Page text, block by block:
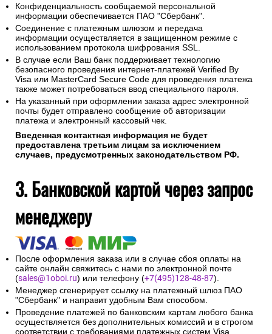
Конфиденциальность сообщаемой персональной
информации обеспечивается ПАО "Сбербанк".
Соединение с платежным шлюзом и передача
информации осуществляется в защищенном режиме с
использованием протокола шифрования SSL.
В случае если Ваш банк поддерживает технологию
безопасного проведения интернет-платежей Verified By
Visa или MasterCard Secure Code для проведения платежа
также может потребоваться ввод специального пароля.
На указанный при оформлении заказа адрес электронной
почты будет отправлено сообщение об авторизации
платежа и электронный кассовый чек.
Введенная контактная информация не будет
предоставлена третьим лицам за исключением
случаев, предусмотренных законодательством РФ.
3. Банковской картой через запрос
менеджеру
После оформления заказа или в случае сбоя оплаты на
сайте онлайн свяжитесь с нами по электронной почте
(sales@1oboi.ru) или телефону (+7(495)128-48-87).
Менеджер сгенерирует ссылку на платежный шлюз ПАО
"Сбербанк" и направит удобным Вам способом.
Проведение платежей по банковским картам любого банка
осуществляется без дополнительных комиссий и в строгом
соответствии с требованиями платежных систем Visa,